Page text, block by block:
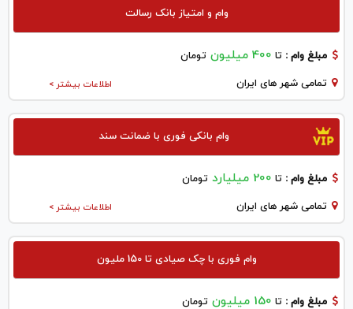
وام و امتیاز بانک رسالت
مبلغ وام : تا 400 میلیون تومان
اطلاعات بیشتر > تمامی شهر های ایران
وام بانکی فوری با ضمانت سند
مبلغ وام : تا 200 میلیارد تومان
اطلاعات بیشتر > تمامی شهر های ایران
وام فوری با چک صیادی تا 150 ملیون
مبلغ وام : تا 150 میلیون تومان